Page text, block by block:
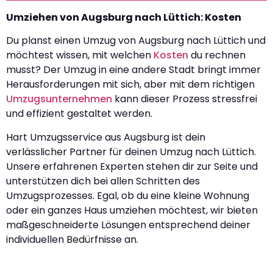
Umziehen von Augsburg nach Lüttich: Kosten
Du planst einen Umzug von Augsburg nach Lüttich und
möchtest wissen, mit welchen Kosten du rechnen
musst? Der Umzug in eine andere Stadt bringt immer
Herausforderungen mit sich, aber mit dem richtigen
Umzugsunternehmen kann dieser Prozess stressfrei
und effizient gestaltet werden.
Hart Umzugsservice aus Augsburg ist dein
verlässlicher Partner für deinen Umzug nach Lüttich.
Unsere erfahrenen Experten stehen dir zur Seite und
unterstützen dich bei allen Schritten des
Umzugsprozesses. Egal, ob du eine kleine Wohnung
oder ein ganzes Haus umziehen möchtest, wir bieten
maßgeschneiderte Lösungen entsprechend deiner
individuellen Bedürfnisse an.